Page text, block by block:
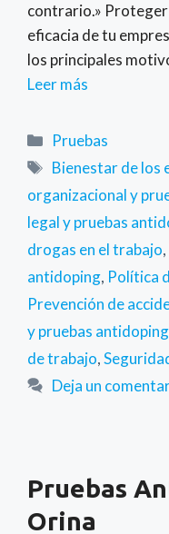
contrario.»
eficacia de tu
los principales
Leer más
Categorías
Pruebas
Etiquetas
Bienestar de los
organizacional y
legal y pruebas
drogas en el trabajo,
antidoping, Política
Prevención de
y pruebas antidoping
de trabajo,
Deja un
Pruebas
Orina